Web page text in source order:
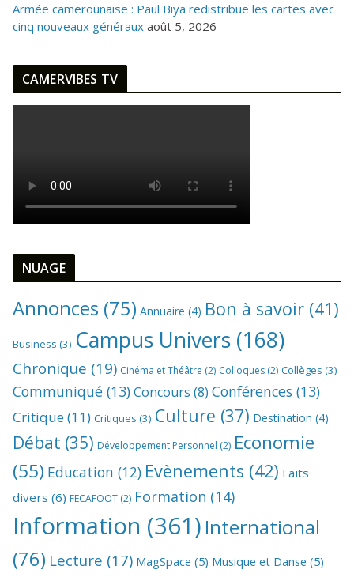
Armée camerounaise : Paul Biya redistribue les cartes avec
cinq nouveaux généraux août 5, 2026
CAMERVIBES TV
NUAGE
Annonces (75) Annuaire (4) Bon à savoir (41)
Business (3) Campus Univers (168)
Chronique (19) Cinéma et Théâtre (2) Colloques (2) Collèges (3)
Communiqué (13)Concours (8) Conférences (13)
Critique(11) Critiques (3) Culture (37) Destination (4)
Débat (35) Développement Personnel (2) Economie
(55) Education (12) Evènements (42) Faits
divers (6) FECAFOOT (2) Formation (14)
Information (361) International
(76) Lecture (17) MagSpace (5) Musique et Danse (5)